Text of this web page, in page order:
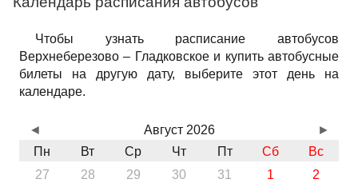
Чтобы узнать расписание автобусов
Верхнеберезово – Гладковское и купить автобусные
билеты на другую дату, выберите этот день на
календаре.
Август 2026
Пн
Вт Ср Чт Пт Сб
Вс
27
28 29 30 31 1
2
◄ ►